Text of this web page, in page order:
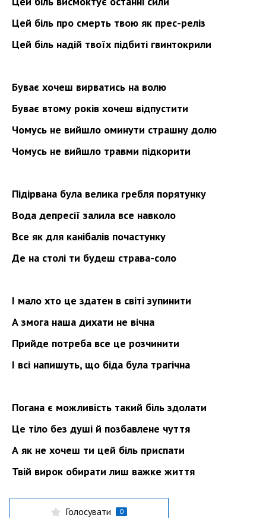
Цей біль про смерть твою як прес-реліз
Цей біль надій твоїх підбиті гвинтокрили
Буває хочеш вирватись на волю
Буває втому років хочеш відпустити
Чомусь не вийшло оминути страшну долю
Чомусь не вийшло травми підкорити
Підірвана була велика гребля порятунку
Вода депресії залила все навколо
Все як для канібалів почастунку
Де на столі ти будеш страва-соло
І мало хто це здатен в світі зупинити
А змога наша дихати не вічна
Прийде потреба все це розчинити
І всі напишуть, що біда була трагічна
Погана є можливість такий біль здолати
Це тіло без душі й позбавлене чуття
А як не хочеш ти цей біль приспати
Твій вирок обирати лиш важке життя
Голосувати 0